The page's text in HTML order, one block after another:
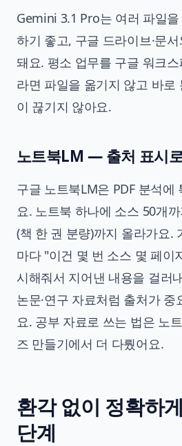
Gemini 3.1 Pro는 여러 파일
하기 좋고, 구글 드라이브·문
돼요. 평소 업무를 구글 워크
라면 파일을 옮기지 않고 바로
이 끊기지 않아요.
노트북LM — 출처 표시
구글 노트북LM은 PDF 분석에
요. 노트북 하나에 소스 50개
(책 한 권 분량)까지 올라가요.
마다 "이건 몇 번 소스 몇 페이
시해줘서 지어낸 내용을 걸러
논문·연구 자료처럼 출처가
요. 공부 자료로 쓰는 법은 노
즈 만들기에서 더 다뤘어요.
환각 없이 정확하
단계